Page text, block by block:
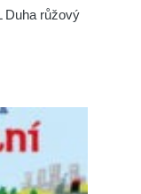
Duha růžový